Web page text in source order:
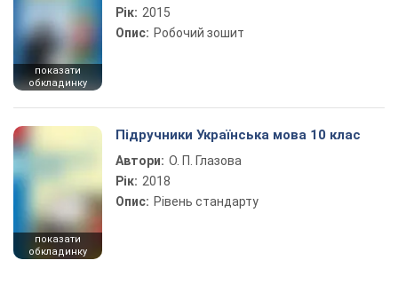
показати
обкладинку
Рік: 2015
Опис: Робочий зошит
показати
обкладинку
Підручники Українська мова 10 клас
Автори: О. П. Глазова
Рік: 2018
Опис: Рівень стандарту